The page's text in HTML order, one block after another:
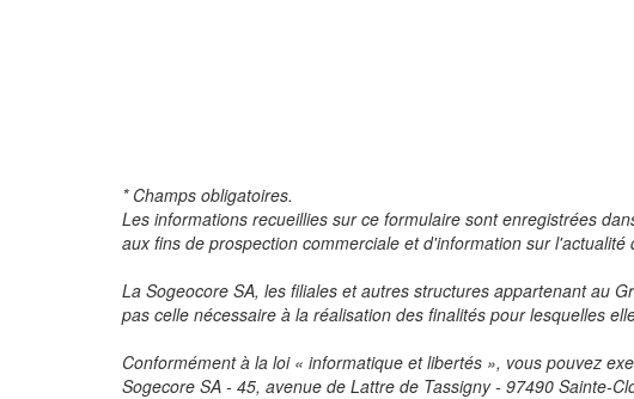
* Champs obligatoires.
Les informations recueillies sur ce formulaire sont enregistrées
aux fins de prospection commerciale et d'information sur
La Sogeocore SA, les filiales et autres structures appartenant au
pas celle nécessaire à la réalisation des finalités pour lesquelles
Conformément à la loi « informatique et libertés », vous pouvez
Sogecore SA - 45, avenue de Lattre de Tassigny - 97490 Sainte-